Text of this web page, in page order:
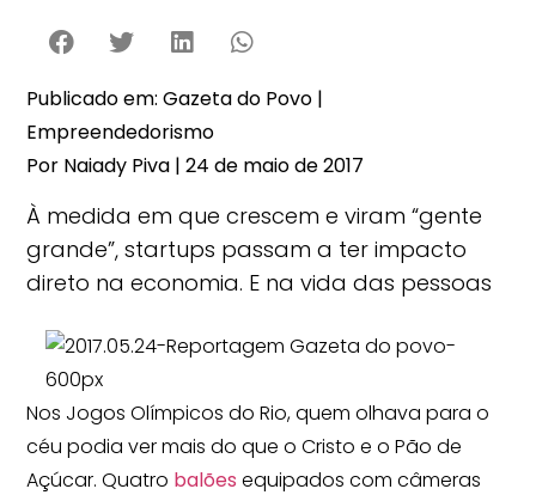
Publicado em: Gazeta do Povo |
Empreendedorismo
Por Naiady Piva | 24 de maio de 2017
À medida em que crescem e viram “gente
grande”, startups passam a ter impacto
direto na economia. E na vida das pessoas
Nos Jogos Olímpicos do Rio, quem olhava para o
céu podia ver mais do que o Cristo e o Pão de
Açúcar. Quatro balões equipados com câmeras